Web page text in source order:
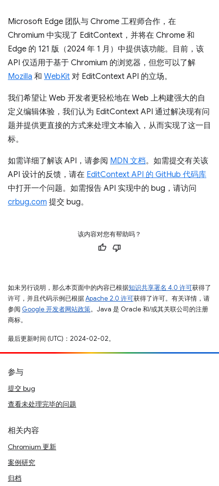
Microsoft Edge 团队与 Chrome 工程师合作，在
Chromium 中实现了 EditContext，并将在 Chrome 和
Edge 的 121 版（2024 年 1 月）中提供该功能。目前，该
API 仅适用于基于 Chromium 的浏览器，但您可以了解
Mozilla 和 WebKit 对 EditContext API 的立场。
我们希望让 Web 开发者更轻松地在 Web 上构建强大的自
定义编辑体验，我们认为 EditContext API 通过解决现有问
题并提供更直接的方式来处理文本输入，从而实现了这一目
标。
如需详细了解该 API，请参阅 MDN 文档。如需提交有关该
API 设计的反馈，请在 EditContext API 的 GitHub 代码库
中打开一个问题。如需报告 API 实现中的 bug，请访问
crbug.com 提交 bug。
该内容对您有帮助吗？
如未另行说明，那么本页面中的内容已根据知识共享署名 4.0 许可获得了
许可，并且代码示例已根据Apache 2.0 许可获得了许可。有关详情，请
参阅 Google 开发者网站政策。Java 是 Oracle 和/或其关联公司的注册
商标。
最后更新时间 (UTC)：2024-02-02。
参与
提交 bug
查看未处理完毕的问题
相关内容
Chromium 更新
案例研究
归档